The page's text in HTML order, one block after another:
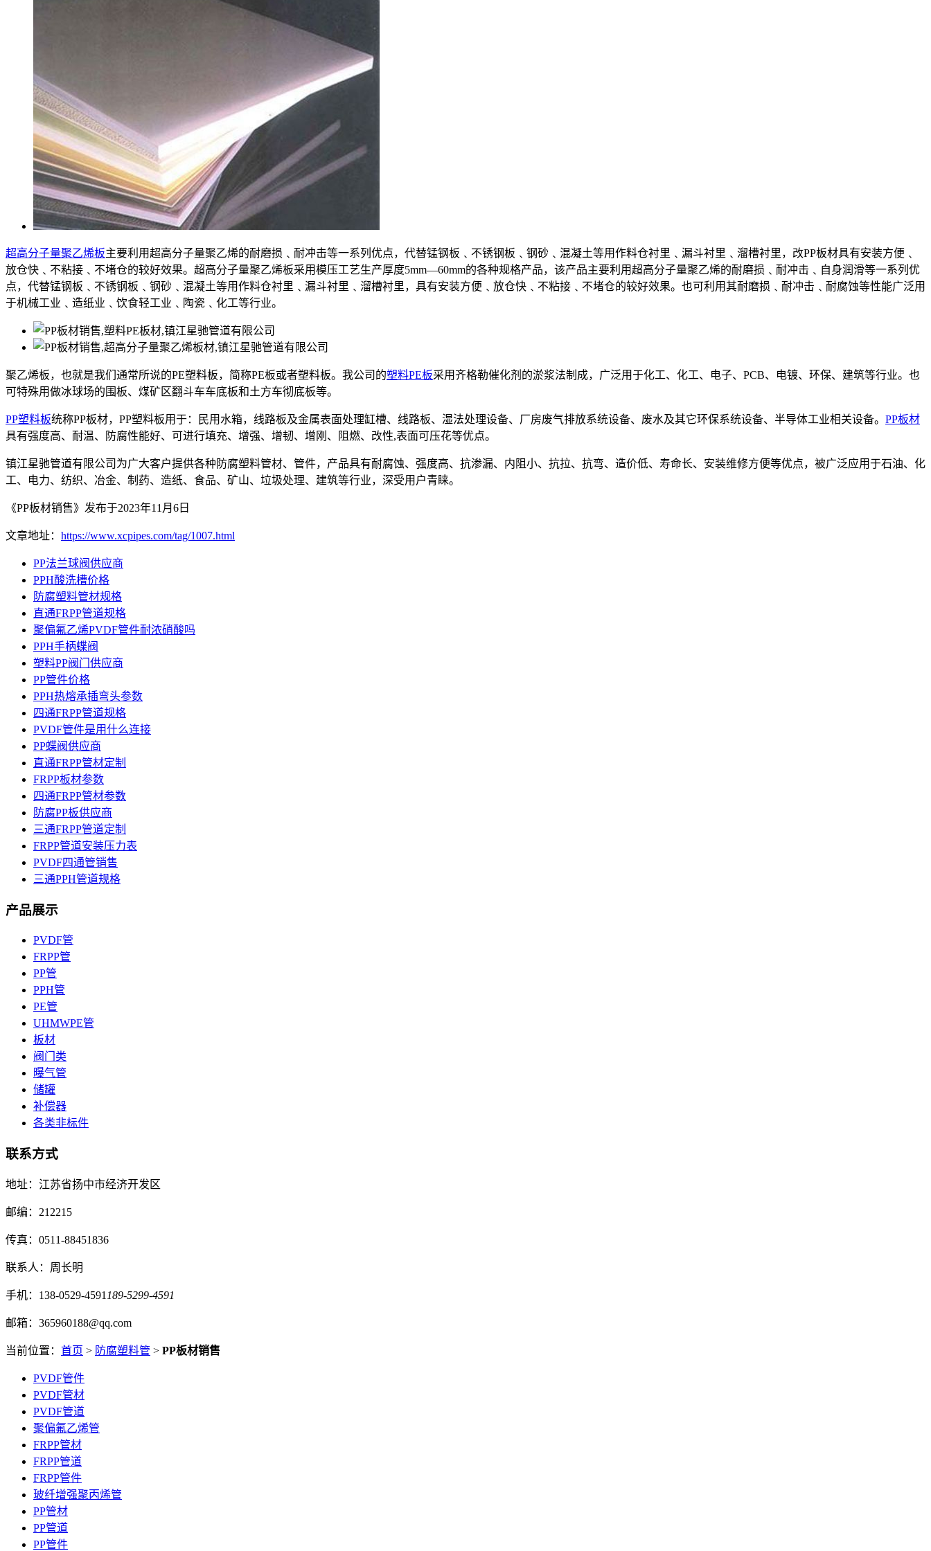
超高分子量聚乙烯板主要利用超高分子量聚乙烯的耐磨损﹑耐冲击等一系列优点，代替锰钢板﹑不锈钢板﹑钢砂﹑混凝土等用作料仓衬里﹑漏斗衬里﹑溜槽衬里，改PP板材具有安装方便﹑
放仓快﹑不粘接﹑不堵仓的较好效果。超高分子量聚乙烯板采用模压工艺生产厚度5mm—60mm的各种规格产品，该产品主要利用超高分子量聚乙烯的耐磨损﹑耐冲击﹑自身润滑等一系列优
点，代替锰钢板﹑不锈钢板﹑钢砂﹑混凝土等用作料仓衬里﹑漏斗衬里﹑溜槽衬里，具有安装方便﹑放仓快﹑不粘接﹑不堵仓的较好效果。也可利用其耐磨损﹑耐冲击﹑耐腐蚀等性能广泛用
于机械工业﹑造纸业﹑饮食轻工业﹑陶瓷﹑化工等行业。
聚乙烯板，也就是我们通常所说的PE塑料板，简称PE板或者塑料板。我公司的塑料PE板采用齐格勒催化剂的淤浆法制成，广泛用于化工、化工、电子、PCB、电镀、环保、建筑等行业。也
可特殊用做冰球场的围板、煤矿区翻斗车车底板和土方车彻底板等。
PP塑料板统称PP板材，PP塑料板用于：民用水箱，线路板及金属表面处理缸槽、线路板、湿法处理设备、厂房废气排放系统设备、废水及其它环保系统设备、半导体工业相关设备。 PP板材
具有强度高、耐温、防腐性能好、可进行填充、增强、增韧、增刚、阻燃、改性,表面可压花等优点。
镇江星驰管道有限公司为广大客户提供各种防腐塑料管材、管件，产品具有耐腐蚀、强度高、抗渗漏、内阻小、抗拉、抗弯、造价低、寿命长、安装维修方便等优点，被广泛应用于石油、化
工、电力、纺织、冶金、制药、造纸、食品、矿山、垃圾处理、建筑等行业，深受用户青睐。
《PP板材销售》发布于2023年11月6日
文章地址： https://www.xcpipes.com/tag/1007.html
PP法兰球阀供应商
PPH酸洗槽价格
防腐塑料管材规格
直通FRPP管道规格
聚偏氟乙烯PVDF管件耐浓硝酸吗
PPH手柄蝶阀
塑料PP阀门供应商
PP管件价格
PPH热熔承插弯头参数
四通FRPP管道规格
PVDF管件是用什么连接
PP蝶阀供应商
直通FRPP管材定制
FRPP板材参数
四通FRPP管材参数
防腐PP板供应商
三通FRPP管道定制
FRPP管道安装压力表
PVDF四通管销售
三通PPH管道规格
产品展示
PVDF管
FRPP管
PP管
PPH管
PE管
UHMWPE管
板材
阀门类
曝气管
储罐
补偿器
各类非标件
联系方式
地址：江苏省扬中市经济开发区
邮编：212215
传真：0511-88451836
联系人：周长明
手机：138-0529-4591 189-5299-4591
邮箱：365960188@qq.com
当前位置： 首页 > 防腐塑料管 > PP板材销售
PVDF管件
PVDF管材
PVDF管道
聚偏氟乙烯管
FRPP管材
FRPP管道
FRPP管件
玻纤增强聚丙烯管
PP管材
PP管道
PP管件